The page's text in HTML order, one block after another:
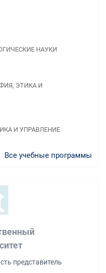
НАУКИ
ЭТИКА И
И УПРАВЛЕНИЕ
Все учебные программы
представитель